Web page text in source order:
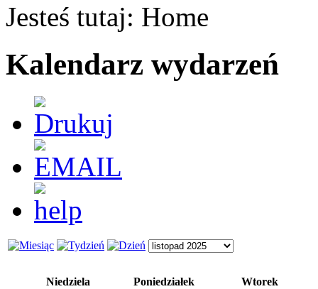
Jesteś tutaj: Home
Kalendarz wydarzeń
Niedziela Poniedziałek
Wtorek